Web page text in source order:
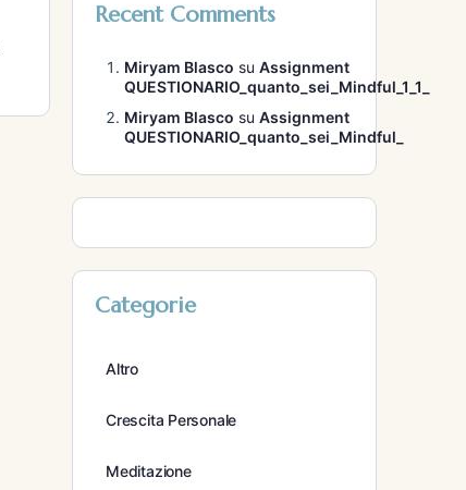
Recent Comments
Miryam Blasco su Assignment
QUESTIONARIO_quanto_sei_Mindful_1_1_
Miryam Blasco su Assignment
QUESTIONARIO_quanto_sei_Mindful_
Categorie
Altro
Crescita Personale
Meditazione